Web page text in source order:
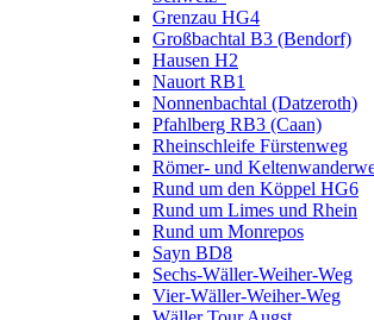
Grenzau HG4
Großbachtal B3 (Bendorf)
Hausen H2
Nauort RB1
Nonnenbachtal (Datzeroth)
Pfahlberg RB3 (Caan)
Rheinschleife Fürstenweg
Römer- und
Rund um den Köppel HG6
Rund um Limes und Rhein
Rund um Monrepos
Sayn BD8
Sechs-Wäller-Weiher-Weg
Vier-Wäller-Weiher-Weg